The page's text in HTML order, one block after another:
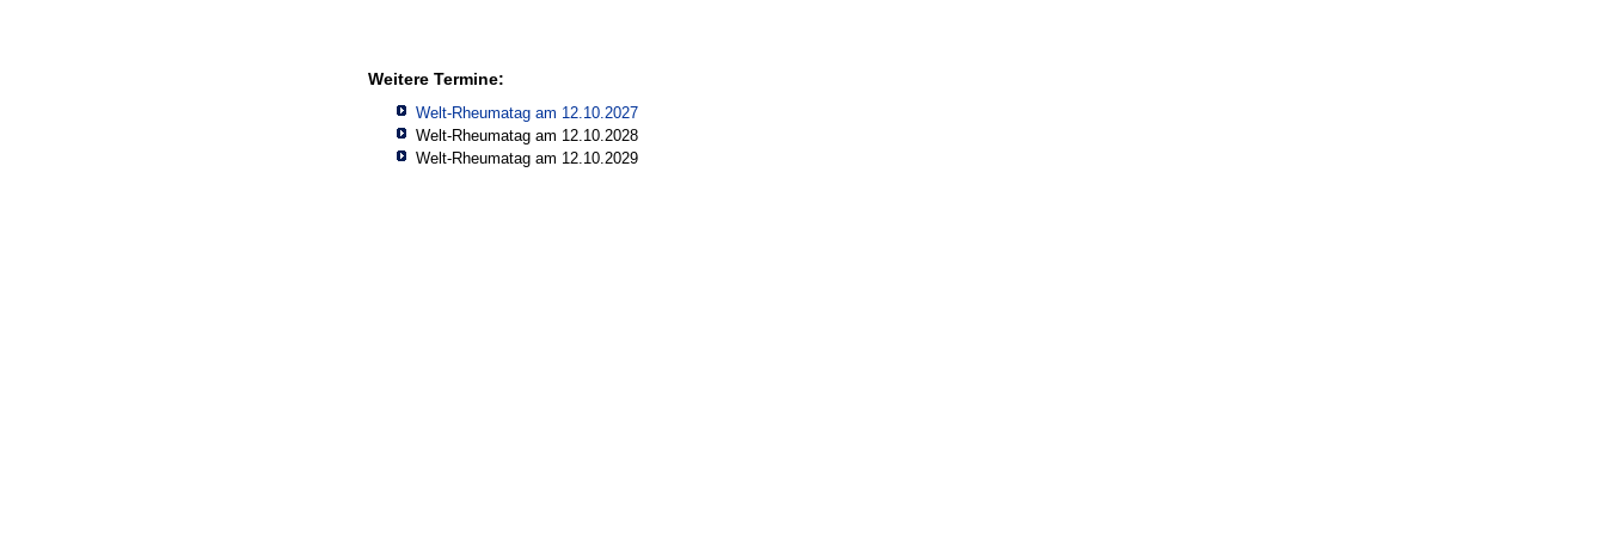
Weitere Termine:
Welt-Rheumatag am 12.10.2027
Welt-Rheumatag am 12.10.2028
Welt-Rheumatag am 12.10.2029